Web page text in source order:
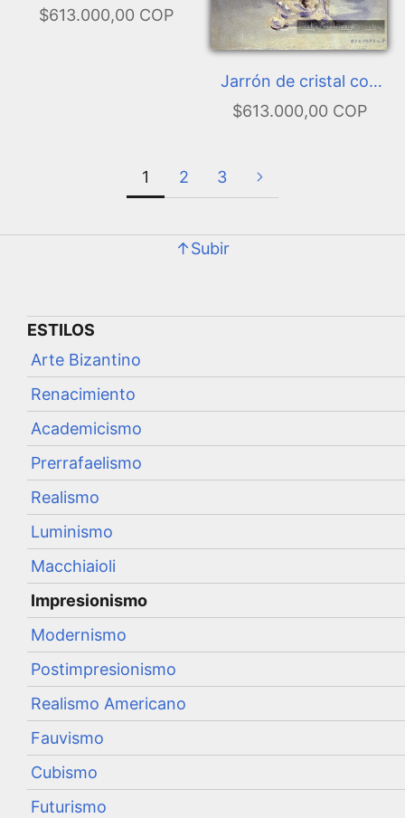
ESTILOS
Arte Bizantino
Renacimiento
Academicismo
Prerrafaelismo
Realismo
Luminismo
Macchiaioli
Impresionismo
Modernismo
Postimpresionismo
Realismo Americano
Fauvismo
Cubismo
Futurismo
Venecia
$613.000,00 COP
Jarrón de cristal con
flores
$613.000,00 COP
1 2 3
↑Subir